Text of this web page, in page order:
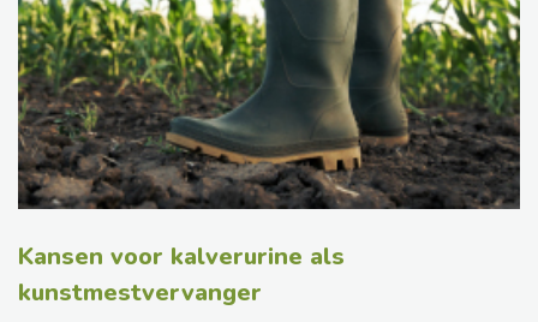
Kansen voor kalverurine als
kunstmestvervanger